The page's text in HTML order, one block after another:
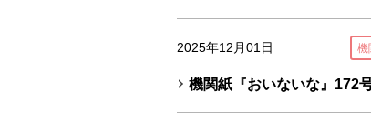
2025年12月01日 機
機関紙『おいないな』172